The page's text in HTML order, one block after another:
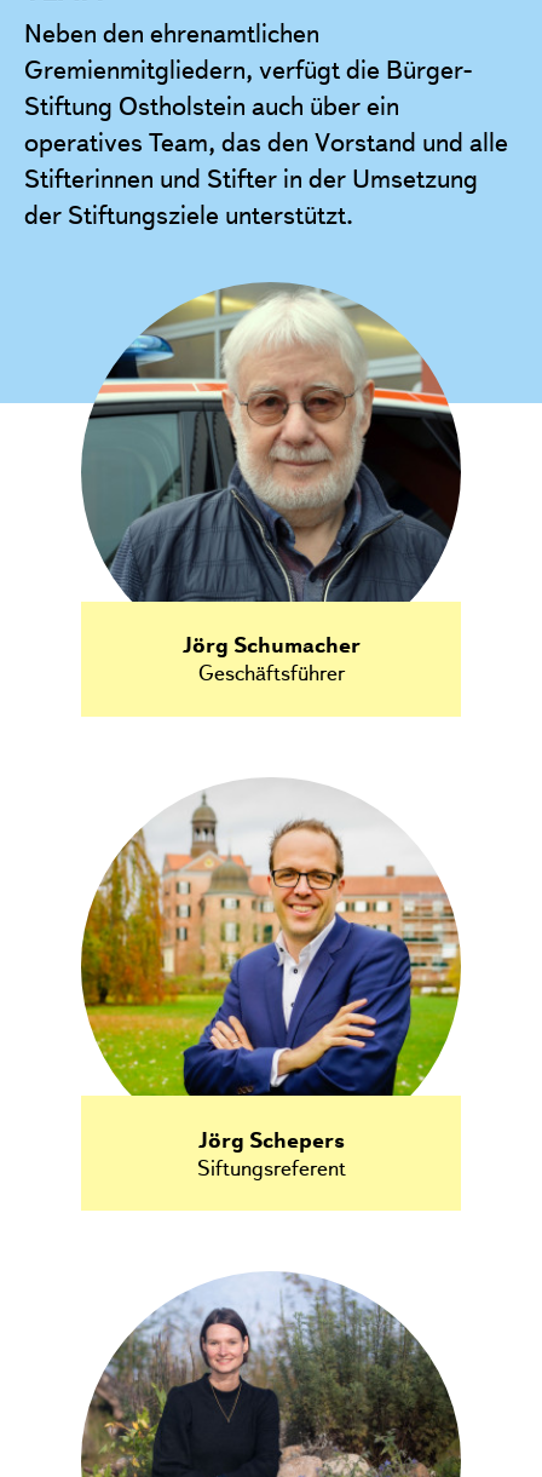
Neben den ehrenamtlichen
Gremienmitgliedern, verfügt die Bürger-
Stiftung Ostholstein auch über ein
operatives Team, das den Vorstand und alle
Stifterinnen und Stifter in der Umsetzung
der Stiftungsziele unterstützt.
Jörg Schumacher
Geschäftsführer
Jörg Schepers
Siftungsreferent